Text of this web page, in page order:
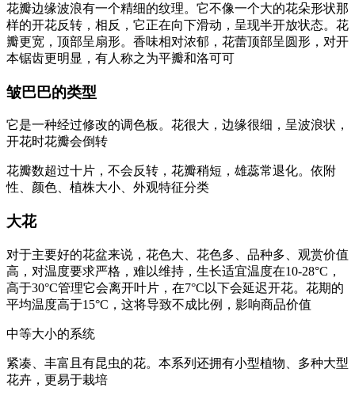
花瓣边缘波浪有一个精细的纹理。它不像一个大的花朵形状那
样的开花反转，相反，它正在向下滑动，呈现半开放状态。花
瓣更宽，顶部呈扇形。香味相对浓郁，花蕾顶部呈圆形，对开
本锯齿更明显，有人称之为平瓣和洛可可
皱巴巴的类型
它是一种经过修改的调色板。花很大，边缘很细，呈波浪状，
开花时花瓣会倒转
花瓣数超过十片，不会反转，花瓣稍短，雄蕊常退化。依附
性、颜色、植株大小、外观特征分类
大花
对于主要好的花盆来说，花色大、花色多、品种多、观赏价值
高，对温度要求严格，难以维持，生长适宜温度在10-28°C，
高于30°C管理它会离开叶片，在7°C以下会延迟开花。花期的
平均温度高于15°C，这将导致不成比例，影响商品价值
中等大小的系统
紧凑、丰富且有昆虫的花。本系列还拥有小型植物、多种大型
花卉，更易于栽培